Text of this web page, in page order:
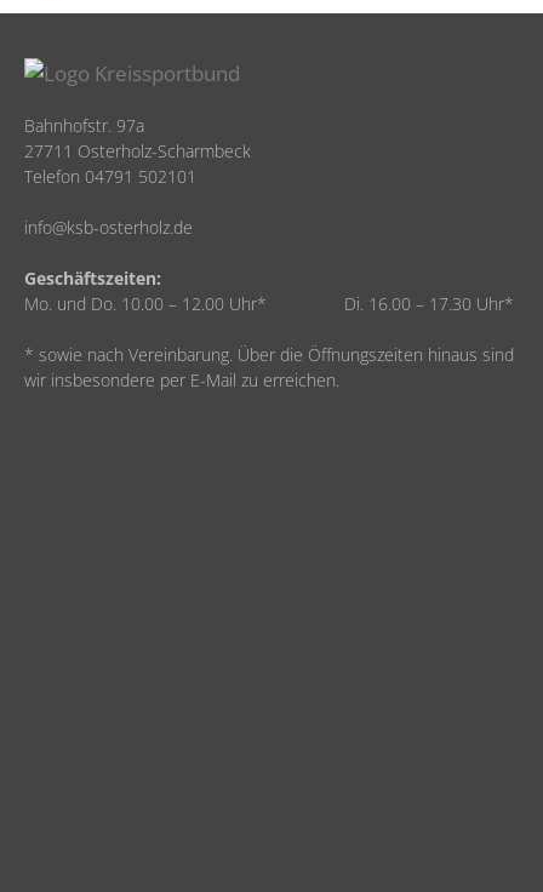
Bahnhofstr. 97a
27711 Osterholz-Scharmbeck
Telefon 04791 502101
info@ksb-osterholz.de
Geschäftszeiten:
Mo. und Do. 10.00 – 12.00 Uhr* Di. 16.00 – 17.30 Uhr*
* sowie nach Vereinbarung. Über die Öffnungszeiten hinaus sind
wir insbesondere per E-Mail zu erreichen.